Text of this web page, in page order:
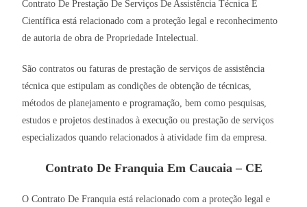
Contrato De Prestação De Serviços De Assistência Técnica E
Científica está relacionado com a proteção legal e reconhecimento
de autoria de obra de Propriedade Intelectual.
São contratos ou faturas de prestação de serviços de assistência
técnica que estipulam as condições de obtenção de técnicas,
métodos de planejamento e programação, bem como pesquisas,
estudos e projetos destinados à execução ou prestação de serviços
especializados quando relacionados à atividade fim da empresa.
Contrato De Franquia Em Caucaia – CE
O Contrato De Franquia está relacionado com a proteção legal e